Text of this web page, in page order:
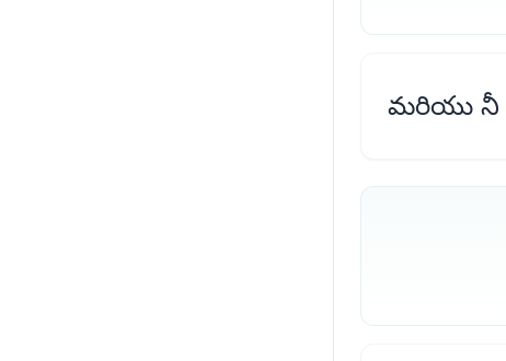
మరియు నీ